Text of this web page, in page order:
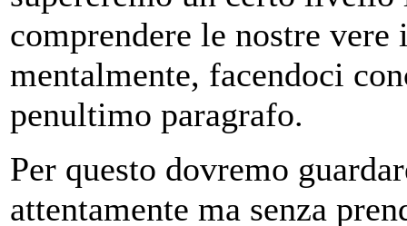
comprendere le nostre
mentalmente, facendoci
penultimo paragrafo.
Per questo dovremo
attentamente ma senza